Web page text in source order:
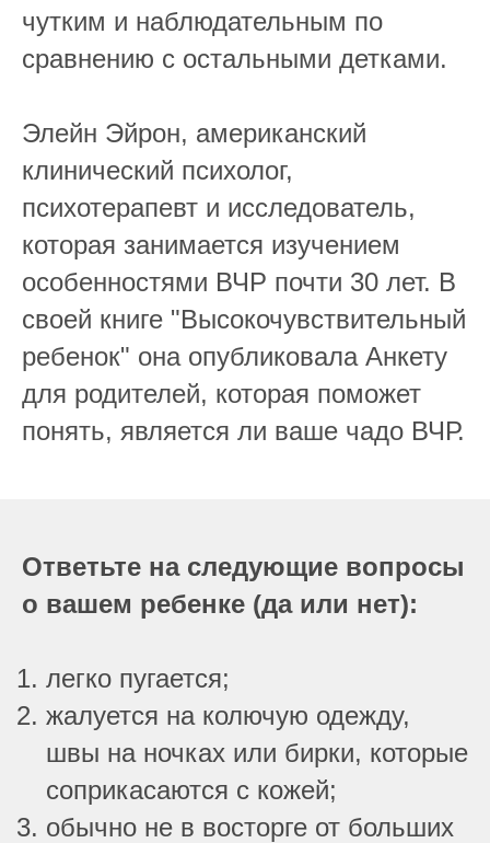
чутким и наблюдательным по
сравнению с остальными детками.
Элейн Эйрон, американский
клинический психолог,
психотерапевт и исследователь,
которая занимается изучением
особенностями ВЧР почти 30 лет. В
своей книге "Высокочувствительный
ребенок" она опубликовала Анкету
для родителей, которая поможет
понять, является ли ваше чадо ВЧР.
Ответьте на следующие вопросы
о вашем ребенке (да или нет):
легко пугается;
жалуется на колючую одежду,
швы на ночках или бирки, которые
соприкасаются с кожей;
обычно не в восторге от больших